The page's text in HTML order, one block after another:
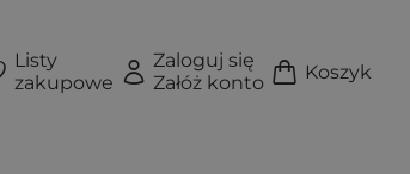
Listy
zakupowe
Zaloguj się
Załóż konto
Koszyk